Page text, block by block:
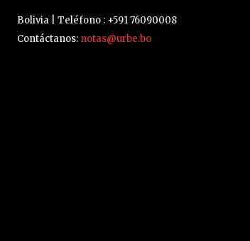
Bolivia | Teléfono : +591 76090008
Contáctanos: notas@urbe.bo